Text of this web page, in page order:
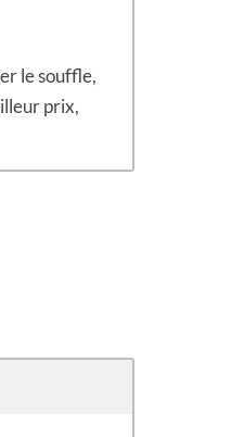
le souffle,
prix,